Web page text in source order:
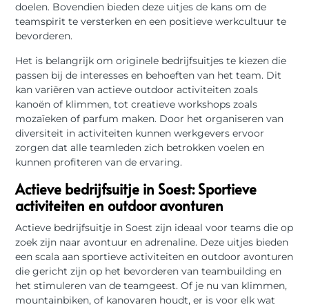
doelen. Bovendien bieden deze uitjes de kans om de
teamspirit te versterken en een positieve werkcultuur te
bevorderen.
Het is belangrijk om originele bedrijfsuitjes te kiezen die
passen bij de interesses en behoeften van het team. Dit
kan variëren van actieve outdoor activiteiten zoals
kanoën of klimmen, tot creatieve workshops zoals
mozaïeken of parfum maken. Door het organiseren van
diversiteit in activiteiten kunnen werkgevers ervoor
zorgen dat alle teamleden zich betrokken voelen en
kunnen profiteren van de ervaring.
Actieve bedrijfsuitje in Soest: Sportieve
activiteiten en outdoor avonturen
Actieve bedrijfsuitje in Soest zijn ideaal voor teams die op
zoek zijn naar avontuur en adrenaline. Deze uitjes bieden
een scala aan sportieve activiteiten en outdoor avonturen
die gericht zijn op het bevorderen van teambuilding en
het stimuleren van de teamgeest. Of je nu van klimmen,
mountainbiken, of kanovaren houdt, er is voor elk wat